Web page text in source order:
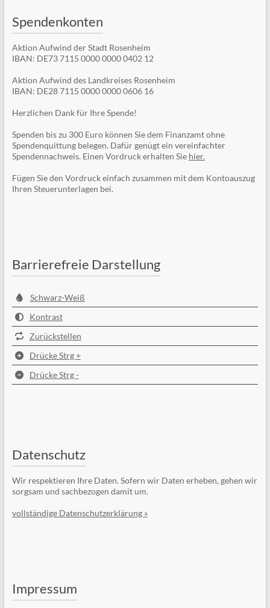
Spendenkonten
Aktion Aufwind der Stadt Rosenheim
IBAN: DE73 7115 0000 0000 0402 12
Aktion Aufwind des Landkreises Rosenheim
IBAN: DE28 7115 0000 0000 0606 16
Herzlichen Dank für Ihre Spende!
Spenden bis zu 300 Euro können Sie dem Finanzamt ohne
Spendenquittung belegen. Dafür genügt ein vereinfachter
Spendennachweis. Einen Vordruck erhalten Sie hier.
Fügen Sie den Vordruck einfach zusammen mit dem Kontoauszug
Ihren Steuerunterlagen bei.
Barrierefreie Darstellung
Schwarz-Weiß
Kontrast
Zurückstellen
Drücke Strg +
Drücke Strg -
Datenschutz
Wir respektieren Ihre Daten. Sofern wir Daten erheben, gehen wir
sorgsam und sachbezogen damit um.
vollständige Datenschutzerklärung »
Impressum